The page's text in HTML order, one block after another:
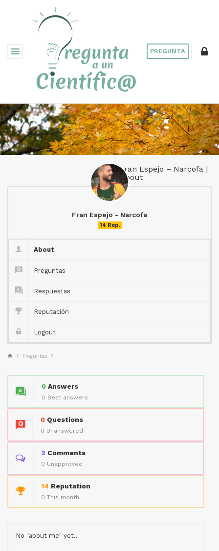
PREGUNTA
Fran Espejo – Narcofa |
About
Fran Espejo - Narcofa
14 Rep.
About
Preguntas
Respuestas
Reputación
Logout
Preguntas
0 Answers
0 Best answers
0 Questions
0 Unanswered
2 Comments
0 Unapproved
14 Reputation
0 This month
No "about me" yet..